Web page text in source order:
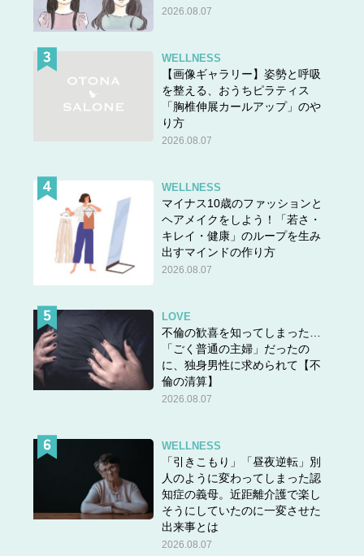
2026.08.07
WELLNESS
【画像ギャラリー】姿勢と呼吸
を整える、おうちピラティス
「胸椎伸展カールアップ」のや
り方
2026.08.07
WELLNESS
マイナス10歳のファッションと
ヘアメイクをしよう！「若さ・
キレイ・健康」のループを生み
出すマインドの作り方
2026.08.07
LOVE
不倫の歓喜を知ってしまった…
「ごく普通の主婦」だったの
に、独身男性に求められて【不
倫の清算】
2026.08.07
WELLNESS
「引きこもり」「昼夜逆転」別
人のように変わってしまった認
知症の義母。近距離介護で楽し
そうにしていたのに一変させた
出来事とは
2026.08.07